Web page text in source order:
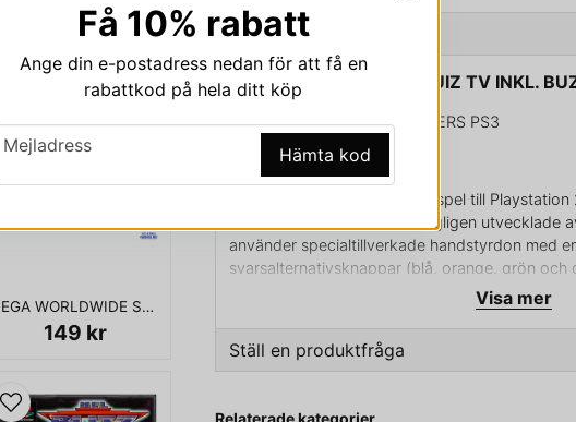
SEGA WORLDWIDE SOCCER 2000 DREAMCAST
149 kr
Beskrivning
Beskrivning av BUZZ! QUIZ TV INKL.
BUZZ! QUIZ TV INKLS BUZZERS PS3
Buzz! är en serie frågesportsspel till
Playstation Portable ursprungligen utvecklade
använder specialtillverkade handstyrdon med
svarsalternativsknappar (blå, orange, grön och
styrdonen finns i två modeller, antingen
trådlösa enheter. Båda versionerna tillverkas
släppte Microsoft spelet Scene it? till Xbox
är uppbyggt på samma sätt som Buzz!.
Visa mer
Ställ en produktfråga
Fråga oss något om denna produkten...
Relaterade kategorier
Få 10% rabatt
Ange din e-postadress nedan för att få en
rabattkod på hela ditt köp
email
Mejladress Hämta kod